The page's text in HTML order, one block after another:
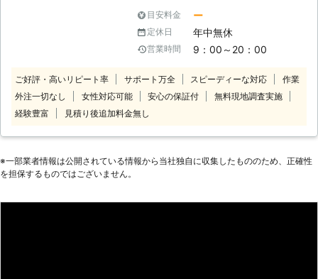
向上に対する教育の徹底」と「感謝と
笑顔」という2つの“こだわり”を企業
理念に掲げ、常に“お客様感動度
120%”を目指しております。 家事代行
ーとして、以下をお約束いたします。
【安全】～登録スタッフ5200人～ ベ
アーズレディは全員直接雇用。 業界
せすることなく細やかで真心を込めた
サービスをご提供します。 【品質】
ンドから実技に至るまで、7つのオリ
目安料金 ー
定休日 年中無休
営業時間 9：00～20：00
ご好評・高いリピート率 サポート万全 スピーディーな対応
作業
外注一切なし
女性対応可能 安心の保証付
無料現地調査実施
経験豊富
見積り後追加料金無し
※⼀部業者情報は公開されている情報から当社独⾃に収集したもののため、正確性
を担保するものではございません。